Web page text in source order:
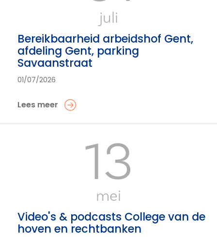
juli
Bereikbaarheid arbeidshof Gent,
afdeling Gent, parking
Savaanstraat
01/07/2026
Lees meer
13
mei
Video's & podcasts College van de
hoven en rechtbanken